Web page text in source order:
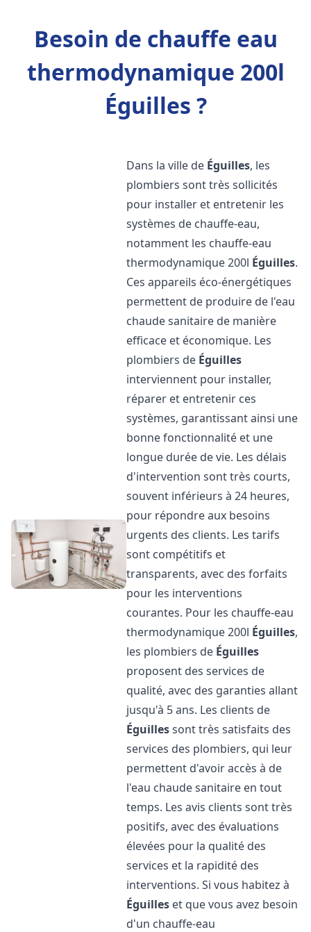
Besoin de chauffe eau
thermodynamique 200l
Éguilles ?
Dans la ville de Éguilles, les
plombiers sont très sollicités
pour installer et entretenir les
systèmes de chauffe-eau,
notamment les chauffe-eau
thermodynamique 200l Éguilles.
Ces appareils éco-énergétiques
permettent de produire de l'eau
chaude sanitaire de manière
efficace et économique. Les
plombiers de Éguilles
interviennent pour installer,
réparer et entretenir ces
systèmes, garantissant ainsi une
bonne fonctionnalité et une
longue durée de vie. Les délais
d'intervention sont très courts,
souvent inférieurs à 24 heures,
pour répondre aux besoins
urgents des clients. Les tarifs
sont compétitifs et
transparents, avec des forfaits
pour les interventions
courantes. Pour les chauffe-eau
thermodynamique 200l Éguilles,
les plombiers de Éguilles
proposent des services de
qualité, avec des garanties allant
jusqu'à 5 ans. Les clients de
Éguillessont très satisfaits des
services des plombiers, qui leur
permettent d'avoir accès à de
l'eau chaude sanitaire en tout
temps. Les avis clients sont très
positifs, avec des évaluations
élevées pour la qualité des
services et la rapidité des
interventions. Si vous habitez à
Éguilles et que vous avez besoin
d'un chauffe-eau